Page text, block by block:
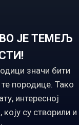
ЈЕ ТЕМЕЉ
значи бити
породице. Тако
интересној
коју су створили и